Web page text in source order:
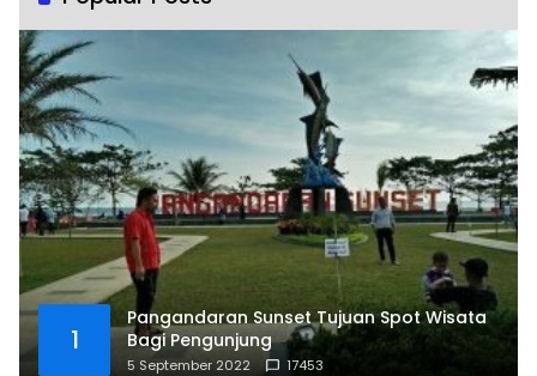
1
Pangandaran Sunset Tujuan Spot Wisata
Bagi Pengunjung
5 September 2022 17453